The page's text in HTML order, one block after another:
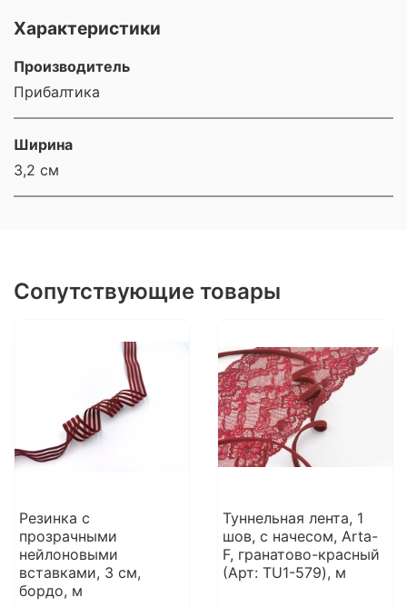
Характеристики
Производитель
Прибалтика
Ширина
3,2 см
Сопутствующие товары
Резинка с
прозрачными
нейлоновыми
вставками, 3 см,
бордо, м
Туннельная лента, 1
шов, с начесом, Arta-
F, гранатово-красный
(Арт: TU1-579), м